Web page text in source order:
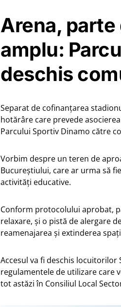
Arena,
amplu:
deschis
Separat de cofinanțarea
hotărâre care prevede
Parcului Sportiv Dinamo către
Vorbim despre un teren de
Bucureștiului, care ar urma să
activități educative.
Conform protocolului aprobat,
relaxare, și o pistă de alergare
reamenajarea și extinderea
Accesul va fi deschis
regulamentele de utilizare care
tot astăzi în Consiliul Local